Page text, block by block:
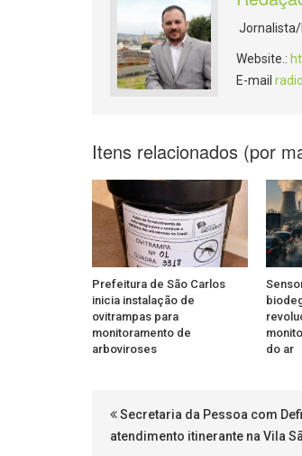
Website.:
E-mail
Itens relacionados (por
Prefeitura de São Carlos
inicia instalação de
ovitrampas para
monitoramento de
arboviroses
do ar
Secretaria da Pessoa com
atendimento itinerante na Vila